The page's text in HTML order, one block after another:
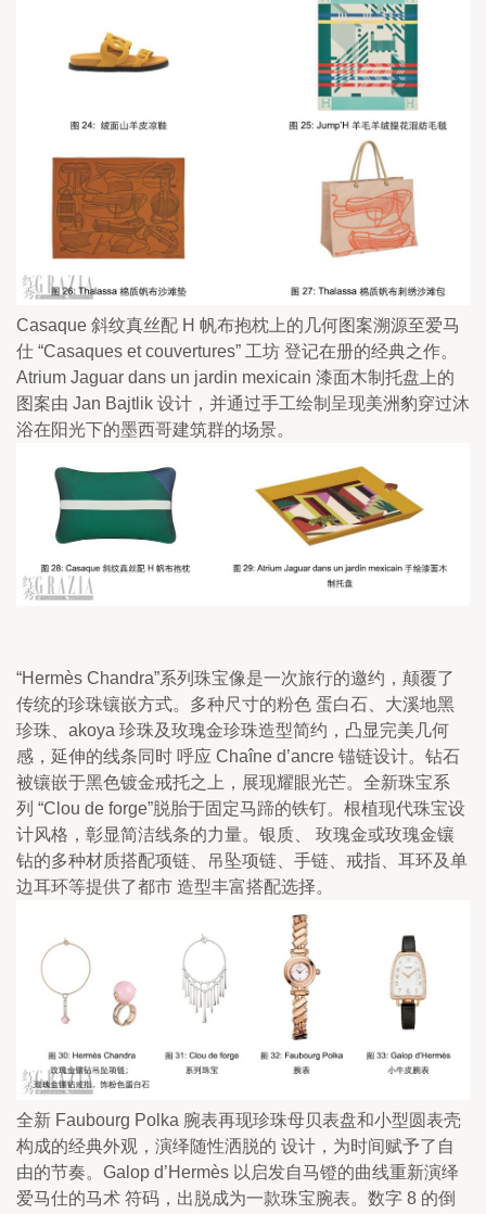
Casaque 斜纹真丝配 H 帆布抱枕上的几何图案溯源至爱马
仕 “Casaques et couvertures” 工坊 登记在册的经典之作。
Atrium Jaguar dans un jardin mexicain 漆面木制托盘上的
图案由 Jan Bajtlik 设计，并通过手工绘制呈现美洲豹穿过沐
浴在阳光下的墨西哥建筑群的场景。
“Hermès Chandra”系列珠宝像是一次旅行的邀约，颠覆了
传统的珍珠镶嵌方式。多种尺寸的粉色 蛋白石、大溪地黑
珍珠、akoya 珍珠及玫瑰金珍珠造型简约，凸显完美几何
感，延伸的线条同时 呼应 Chaîne d’ancre 锚链设计。钻石
被镶嵌于黑色镀金戒托之上，展现耀眼光芒。全新珠宝系
列 “Clou de forge”脱胎于固定马蹄的铁钉。根植现代珠宝设
计风格，彰显简洁线条的力量。银质、 玫瑰金或玫瑰金镶
钻的多种材质搭配项链、吊坠项链、手链、戒指、耳环及单
边耳环等提供了都市 造型丰富搭配选择。
全新 Faubourg Polka 腕表再现珍珠母贝表盘和小型圆表壳
构成的经典外观，演绎随性洒脱的 设计，为时间赋予了自
由的节奏。Galop d’Hermès 以启发自马镫的曲线重新演绎
爱马仕的马术 符码，出脱成为一款珠宝腕表。数字 8 的倒